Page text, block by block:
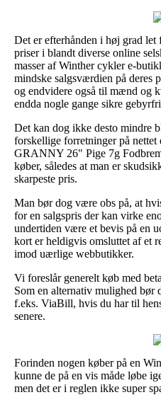
Det er efterhånden i høj grad let
priser i blandt diverse online
masser af Winther cykler e-
mindske salgsværdien på deres
og endvidere også til mænd og
endda nogle gange sikre
Det kan dog ikke desto mindre
forskellige forretninger på
GRANNY 26" Pige 7g
køber, således at man er
skarpeste pris.
Man bør dog være obs på, at
for en salgspris der kan virke
undertiden være et bevis på en
kort er heldigvis omsluttet af et
imod uærlige webbutikker.
Vi foreslår generelt køb med
Som en alternativ mulighed bør
f.eks. ViaBill, hvis du har til
senere.
Forinden nogen køber på en
kunne de på en vis måde løbe
men det er i reglen ikke super